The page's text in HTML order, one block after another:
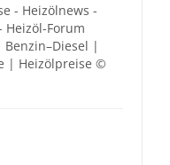
- Heizölnews -
Heizöl-Forum
|
| Heizölpreise ©